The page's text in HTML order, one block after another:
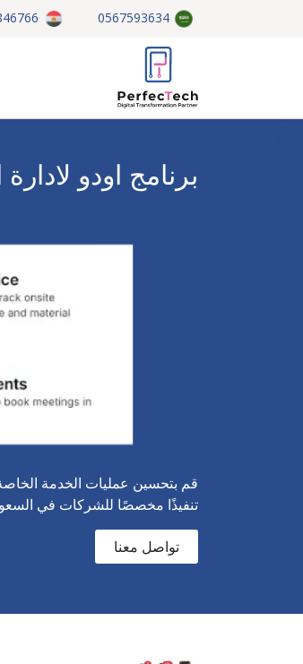
تخطي للذهاب إلى المحتوى0567593634
برنامج اودو
قم بتحسين عمليات الخدمة
تنفيذًا مخصصًا للشركات في
تواصل معنا